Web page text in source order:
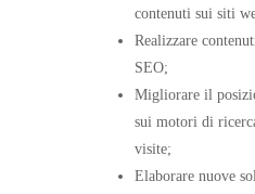
contenuti sui siti
Realizzare
SEO;
Migliorare il
sui motori di
visite;
Elaborare nuove